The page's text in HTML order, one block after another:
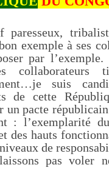
paresseux,
exemple à ses
par
collaborateurs
suis
de cette
un pacte
: l’exemplarité
des hauts
de
pas voler